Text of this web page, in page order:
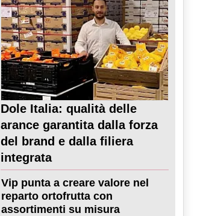
Dole Italia: qualità delle
arance garantita dalla forza
del brand e dalla filiera
integrata
Vip punta a creare valore nel
reparto ortofrutta con
assortimenti su misura